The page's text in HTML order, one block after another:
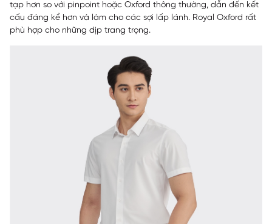
tạp hơn so với pinpoint hoặc Oxford thông thường, dẫn đến kết
cấu đáng kể hơn và làm cho các sợi lấp lánh. Royal Oxford rất
phù hợp cho những dịp trang trọng.